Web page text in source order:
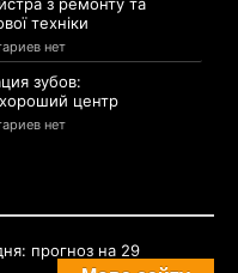
нет
центр